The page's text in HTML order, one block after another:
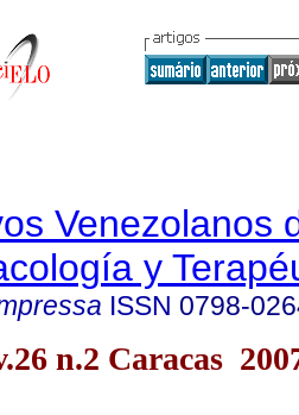
Venezolanos
y
ISSN 0798-
n.2 Caracas